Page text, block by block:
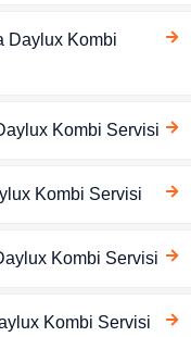
Daylux Kombi
Kombi Servisi
Kombi Servisi
Kombi Servisi
Kombi Servisi